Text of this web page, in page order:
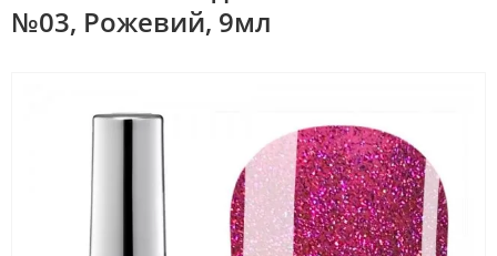
№03, Рожевий, 9мл